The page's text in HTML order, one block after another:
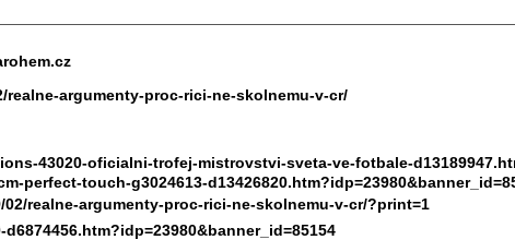
realne-argumenty-proc-rici-ne-skolnemu-v-cr/
43020-oficialni-trofej-mistrovstvi-sveta-ve-fotbale-
perfect-touch-g3024613-
realne-argumenty-proc-rici-ne-skolnemu-v-cr/?print=1